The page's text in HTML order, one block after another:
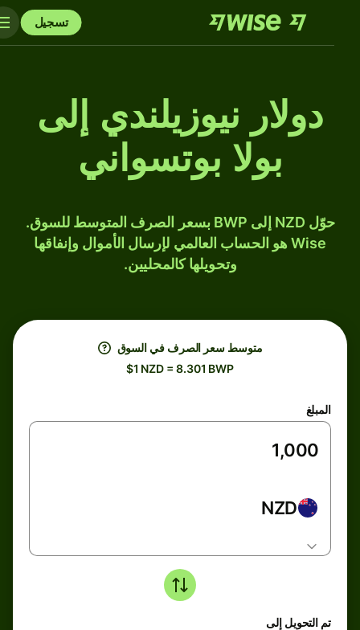
تسجيل
دولار نيوزيلندي إلى
بولا بوتسواني
حوّل NZD إلى BWP بسعر الصرف المتوسط للسوق.
Wise هو الحساب العالمي لإرسال الأموال وإنفاقها
وتحويلها كالمحليين.
متوسط ​​سعر الصرف في السوق
$1 NZD = 8.301 BWP
المبلغ
NZD
تم التحويل إلى